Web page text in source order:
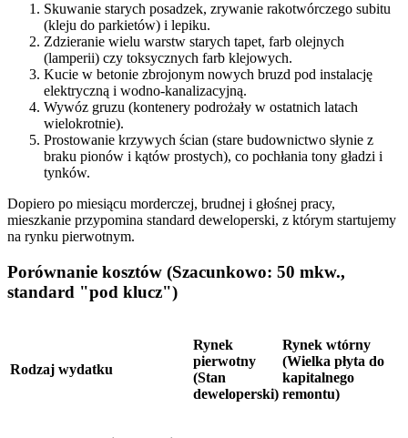
Skuwanie starych posadzek, zrywanie rakotwórczego subitu
(kleju do parkietów) i lepiku.
Zdzieranie wielu warstw starych tapet, farb olejnych
(lamperii) czy toksycznych farb klejowych.
Kucie w betonie zbrojonym nowych bruzd pod instalację
elektryczną i wodno-kanalizacyjną.
Wywóz gruzu (kontenery podrożały w ostatnich latach
wielokrotnie).
Prostowanie krzywych ścian (stare budownictwo słynie z
braku pionów i kątów prostych), co pochłania tony gładzi i
tynków.
Dopiero po miesiącu morderczej, brudnej i głośnej pracy,
mieszkanie przypomina standard deweloperski, z którym startujemy
na rynku pierwotnym.
Porównanie kosztów (Szacunkowo: 50 mkw.,
standard "pod klucz")
Rodzaj wydatku
Rynek
pierwotny
(Stan
deweloperski)
Rynek wtórny
(Wielka płyta do
kapitalnego
remontu)